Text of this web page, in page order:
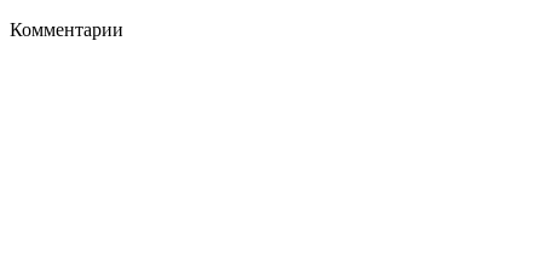
Комментарии